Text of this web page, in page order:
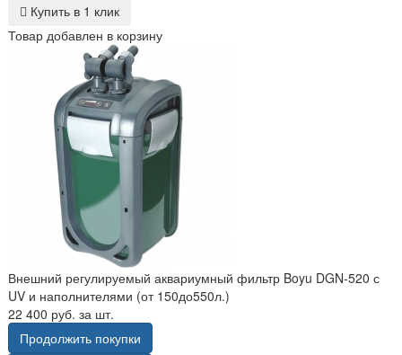
Купить в 1 клик
Товар добавлен в корзину
Внешний регулируемый аквариумный фильтр Boyu DGN-520 с
UV и наполнителями (от 150до550л.)
22 400 руб. за шт.
Продолжить покупки